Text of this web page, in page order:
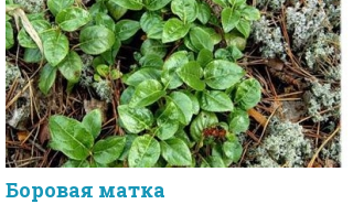
Боровая матка